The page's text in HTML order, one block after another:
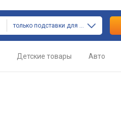
только подставки для ноутбуков
Детские товары Авто